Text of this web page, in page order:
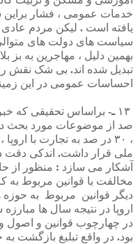
خدمات عمومی ، فشار براین
یافته است . لیکن مردم عادی
سیاست های دولت های
بهمین دلیل ، مهاجرین به بز بلا
تبدیل شده اند. بی شک نقش
احساسات عمومی در این
۱۳ ـ- براساس تحقیقی که
صد از موضوعات مورد بحث
، ۳۰ در صد به تجارت با اروپا ،
ملی قرار داشت. اندکی دقت
آشکار می سازد : منظور از
مخالفت با قوانین مربوط به
دیگر قوانین مربوط به حوزه
اروپا در نتیجه سال ها مبارزه
در چهارچوب قوانین و اصول و
بود. در واقع تبلیغ بازگشت به